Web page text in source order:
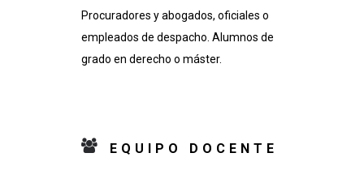
Procuradores y abogados, oficiales o
empleados de despacho. Alumnos de
grado en derecho o máster.
EQUIPO DOCENTE